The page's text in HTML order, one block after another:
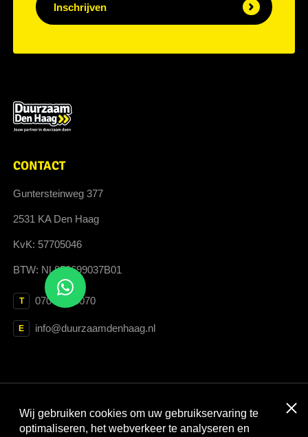
Inschrijven
CONTACT
Guntersteinweg 377
2531 KA Den Haag
KvK: 57705046
BTW: NL852699037B01
T 070 364 3070
E info@duurzaamdenhaag.nl
Met dank aan:
Wij gebruiken cookies om uw gebruikservaring te
optimaliseren, het webverkeer te analyseren en